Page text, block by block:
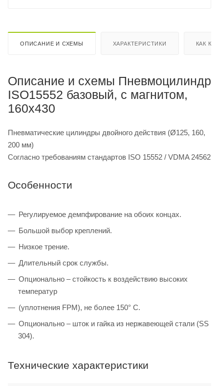
ОПИСАНИЕ И СХЕМЫ ХАРАКТЕРИСТИКИ КАК
Описание и схемы Пневмоцилиндр
ISO15552 базовый, с магнитом,
160x430
Пневматические цилиндры двойного действия (Ø125, 160,
200 мм)
Согласно требованиям стандартов ISO 15552 / VDMA 24562
Особенности
Регулируемое демпфирование на обоих концах.
Большой выбор креплений.
Низкое трение.
Длительный срок службы.
Опционально – стойкость к воздействию высоких
температур
(уплотнения FPM), не более 150° C.
Опционально – шток и гайка из нержавеющей стали (SS
304).
Технические характеристики